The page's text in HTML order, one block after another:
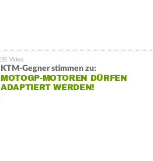
KTM-Gegner stimmen zu:
MOTOGP-MOTOREN DÜRFEN
ADAPTIERT WERDEN!